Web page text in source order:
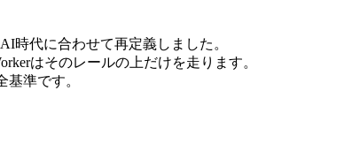
時代に合わせて再定義しました。
はそのレールの上だけを走ります。
準です。